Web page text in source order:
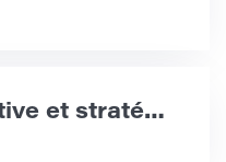
Évaluation formative et stratégies de rétroaction